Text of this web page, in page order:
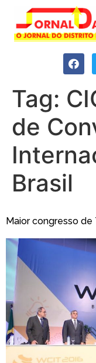
Tag:
de
Brasil
Maior congresso